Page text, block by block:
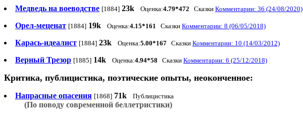
Медведь на воеводстве [1884] 23k Оценка:4.79*472 Сказки Комментарии: 36 (24/08/2020)
Орел-меценат [1884] 19k Оценка:4.15*161 Сказки Комментарии: 8 (06/05/2018)
Карась-идеалист [1884] 23k Оценка:5.00*167 Сказки Комментарии: 10 (14/03/2012)
Верный Трезор [1885] 14k Оценка:4.94*58 Сказки Комментарии: 6 (25/12/2018)
Критика, публицистика, поэтические опыты, неоконченное:
Напрасные опасения [1868] 71k Публицистика
(По поводу современной беллетристики)